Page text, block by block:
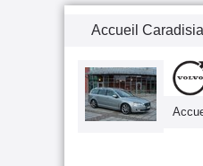
Accueil